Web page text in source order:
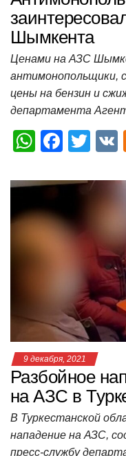
Шымкента
Ценами на АЗС
антимонопольщики,
цены на бензин и
департамента
W
at
s
A
p
F
c
b
o
k
T
tt
er
9 декабря, 2021
Разбойное
на АЗС в
В Туркестанской
нападение на АЗС,
пресс-службу